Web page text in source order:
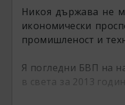
Никоя държава не
икономически
промишленост и
Я погледни БВП на
в света за 2013